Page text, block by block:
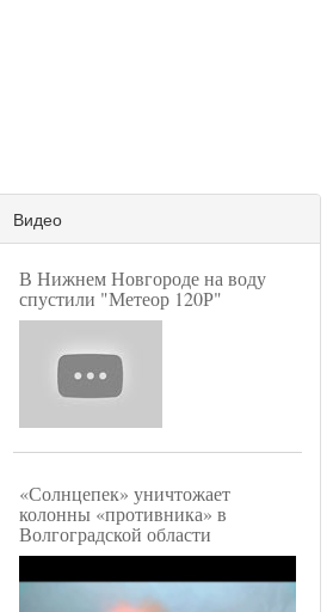
Видео
В Нижнем Новгороде на воду
спустили "Метеор 120Р"
«Солнцепек» уничтожает
колонны «противника» в
Волгоградской области